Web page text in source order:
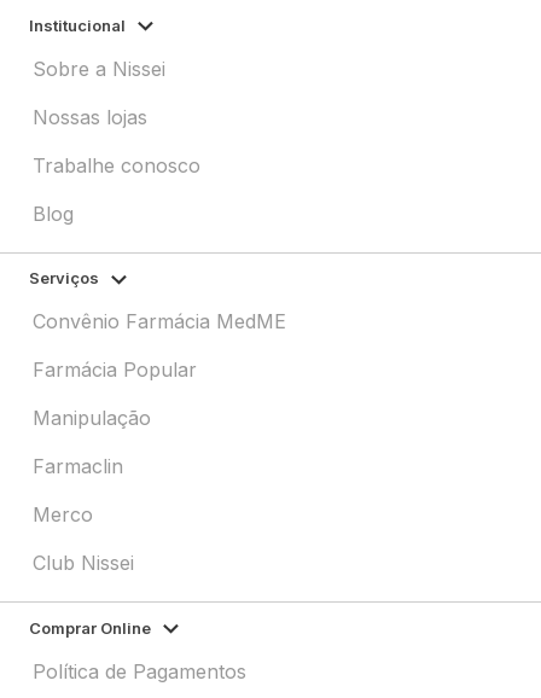
Institucional
Sobre a Nissei
Nossas lojas
Trabalhe conosco
Blog
Serviços
Convênio Farmácia MedME
Farmácia Popular
Manipulação
Farmaclin
Merco
Club Nissei
Comprar Online
Política de Pagamentos